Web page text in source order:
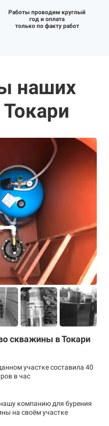
Работы проводим круглый
год и оплата
только по факту работ
наших
скважины в Токари
участке составила 40
в час
компанию для бурения
на своём участке